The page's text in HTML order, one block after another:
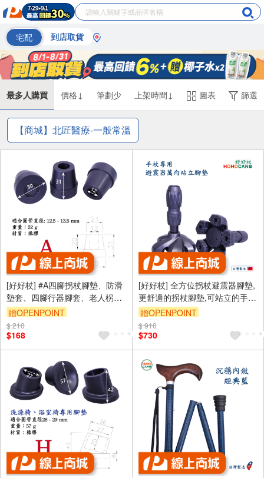
宅配 到店取貨
最多人購買 價格↓ 筆劃少 上架時間↓ 圖表 篩選
【商城】北匠醫療-一般常溫
[好好杖] #A四腳拐杖腳墊、防滑
墊套、四腳行器腳套、老人柺杖
橡膠腳墊、銀髮輔具、拐杖配
件、手杖零件、傢俱腳墊-3分
管/12mm 孔徑/黑色(4入裝)
贈OPENPOINT
$ 210
$168
[好好杖] 全方位拐杖避震器腳墊,
更舒適的拐杖腳墊,可站立的手杖
腳墊,五爪防滑腳墊 #1061.212
贈OPENPOINT
$ 910
$730